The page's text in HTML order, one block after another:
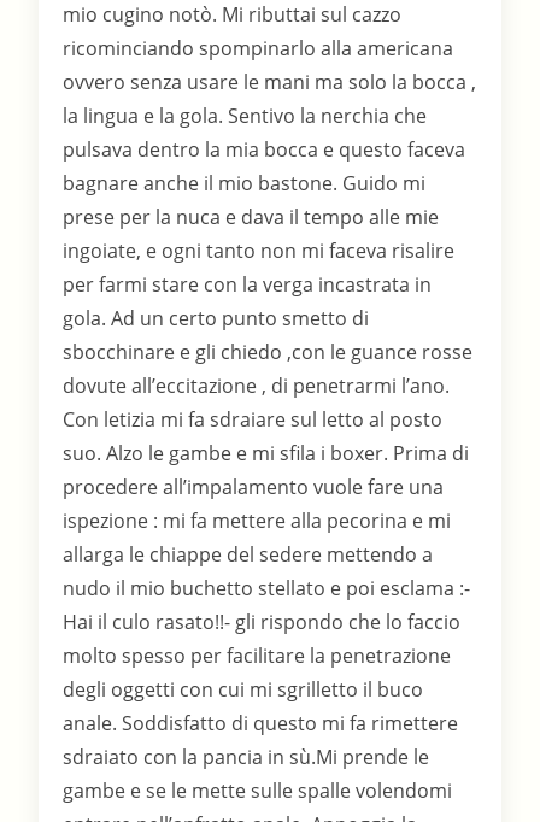
mio cugino notò. Mi ributtai sul cazzo
ricominciando spompinarlo alla americana
ovvero senza usare le mani ma solo la bocca ,
la lingua e la gola. Sentivo la nerchia che
pulsava dentro la mia bocca e questo faceva
bagnare anche il mio bastone. Guido mi
prese per la nuca e dava il tempo alle mie
ingoiate, e ogni tanto non mi faceva risalire
per farmi stare con la verga incastrata in
gola. Ad un certo punto smetto di
sbocchinare e gli chiedo ,con le guance rosse
dovute all’eccitazione , di penetrarmi l’ano.
Con letizia mi fa sdraiare sul letto al posto
suo. Alzo le gambe e mi sfila i boxer. Prima di
procedere all’impalamento vuole fare una
ispezione : mi fa mettere alla pecorina e mi
allarga le chiappe del sedere mettendo a
nudo il mio buchetto stellato e poi esclama :-
Hai il culo rasato!!- gli rispondo che lo faccio
molto spesso per facilitare la penetrazione
degli oggetti con cui mi sgrilletto il buco
anale. Soddisfatto di questo mi fa rimettere
sdraiato con la pancia in sù.Mi prende le
gambe e se le mette sulle spalle volendomi